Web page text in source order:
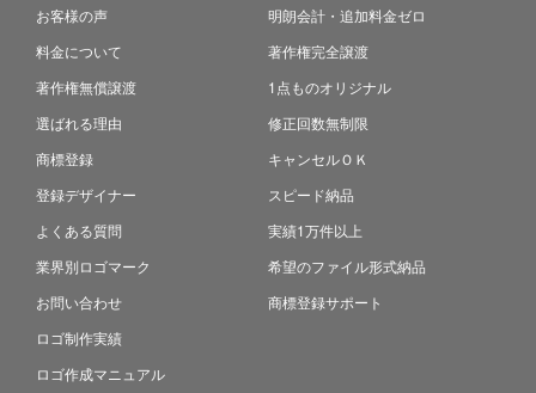
お客様の声
料金について
著作権無償譲渡
選ばれる理由
商標登録
登録デザイナー
よくある質問
業界別ロゴマーク
お問い合わせ
ロゴ制作実績
ロゴ作成マニュアル
明朗会計・追加料金ゼロ
著作権完全譲渡
1点ものオリジナル
修正回数無制限
キャンセルＯＫ
スピード納品
実績1万件以上
希望のファイル形式納品
商標登録サポート